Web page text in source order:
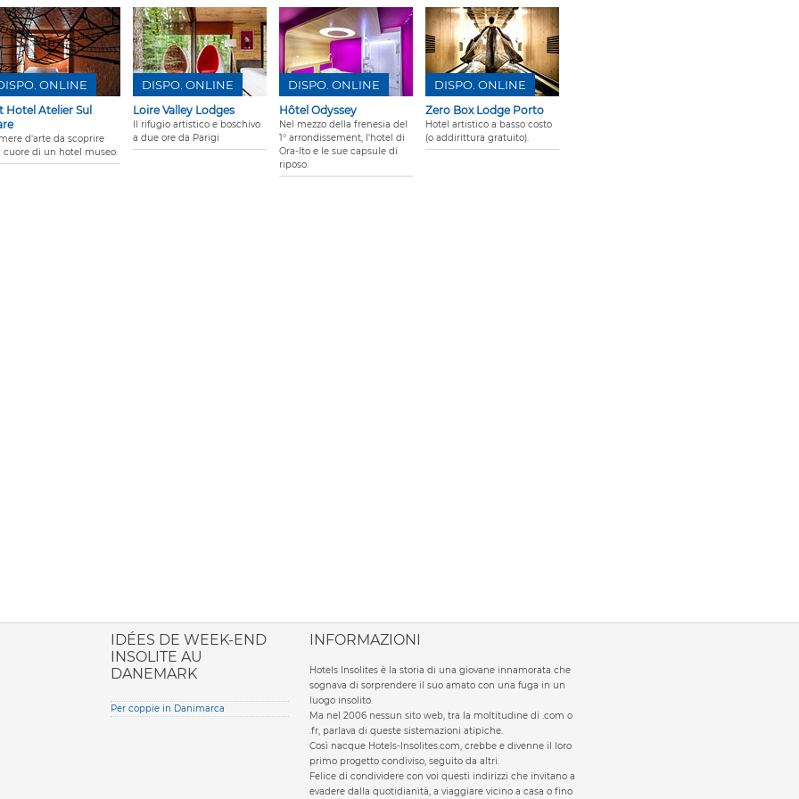
Hotel Atelier Sul
d'arte da scoprire
cuore di un hotel museo.
ONLINE
Loire Valley Lodges
Il rifugio artistico e boschivo
a due ore da Parigi
DISPO. ONLINE
Hôtel Odyssey
Nel mezzo della frenesia del
1° arrondissement, l'hotel di
Ora-Ito e le sue capsule di
riposo.
DISPO. ONLINE
Zero Box Lodge Porto
Hotel artistico a basso costo
(o addirittura gratuito).
DISPO. ONLINE
italiana
IDÉES DE WEEK-END
INSOLITE AU
DANEMARK
Per coppie in Danimarca
INFORMAZIONI
Hotels Insolites è la storia di una giovane innamorata che
sognava di sorprendere il suo amato con una fuga in un
luogo insolito.
Ma nel 2006 nessun sito web, tra la moltitudine di .com o
.fr, parlava di queste sistemazioni atipiche.
Così nacque Hotels-Insolites.com, crebbe e divenne il loro
primo progetto condiviso, seguito da altri.
Felice di condividere con voi questi indirizzi che invitano a
evadere dalla quotidianità, a viaggiare vicino a casa o fino